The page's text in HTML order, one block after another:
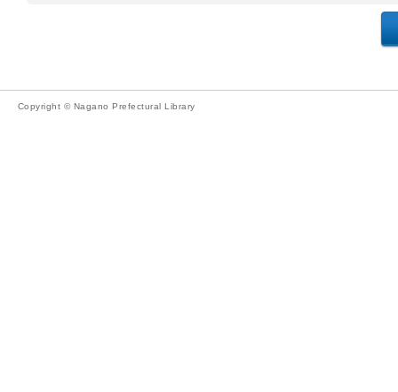
Copyright © Nagano Prefectural Library